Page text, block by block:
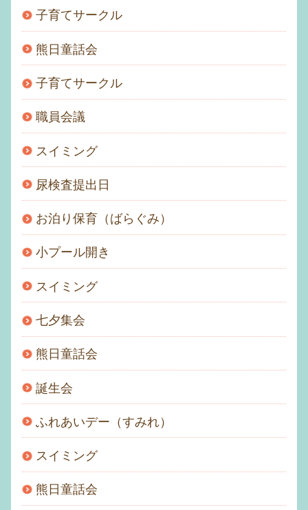
子育てサークル
熊日童話会
子育てサークル
職員会議
スイミング
尿検査提出日
お泊り保育（ばらぐみ）
小プール開き
スイミング
七夕集会
熊日童話会
誕生会
ふれあいデー（すみれ）
スイミング
熊日童話会